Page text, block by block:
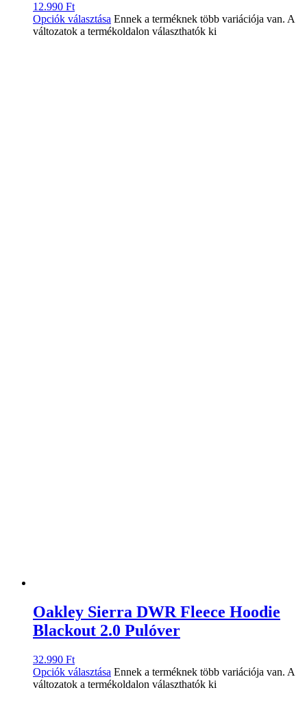
12.990 Ft
Opciók választása Ennek a terméknek több variációja van. A
változatok a termékoldalon választhatók ki
Oakley Sierra DWR Fleece Hoodie
Blackout 2.0 Pulóver
32.990 Ft
Opciók választása Ennek a terméknek több variációja van. A
változatok a termékoldalon választhatók ki